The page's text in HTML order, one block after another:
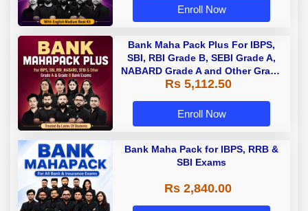
Enroll Now
Bank Maha Pack Plus For IBPS,
SBI, RBI Grade B, SEBI Grade A,
NABARD Grade A and Other Grade
A & Grade B Bank Exams
Rs 5,112.50
Enroll Now
Bank Maha Pack for IBPS, RRB &
SBI Exams
Rs 2,840.00